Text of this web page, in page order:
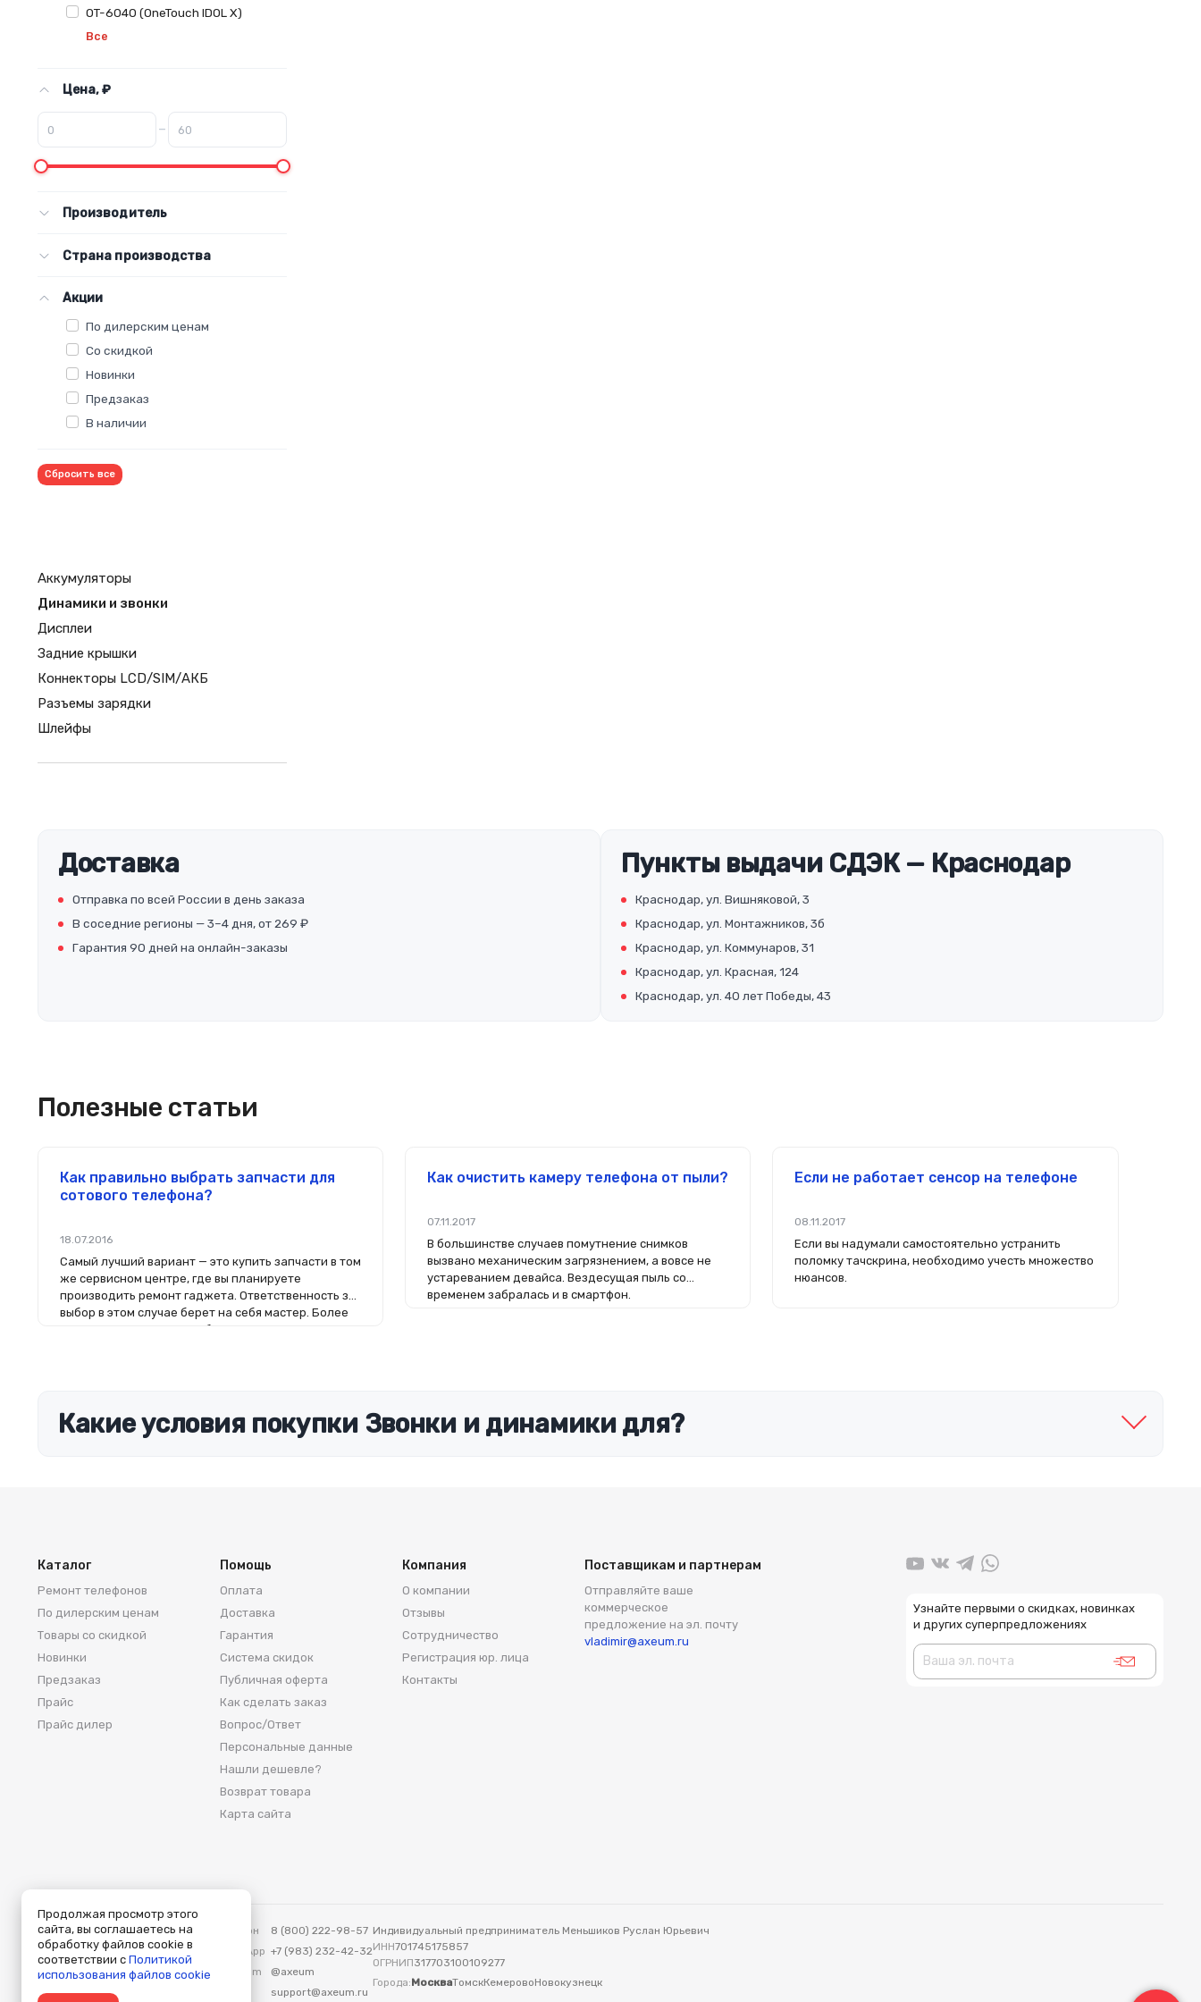
OT-6040 (OneTouch IDOL X)
Все
Цена, ₽
–
Производитель
Страна производства
Акции
По дилерским ценам
Со скидкой
Новинки
Предзаказ
В наличии
Сбросить все
Аккумуляторы
Динамики и звонки
Дисплеи
Задние крышки
Коннекторы LCD/SIM/АКБ
Разъемы зарядки
Шлейфы
Доставка
Отправка по всей России в день заказа
В соседние регионы — 3–4 дня, от 269 ₽
Гарантия 90 дней на онлайн-заказы
Пункты выдачи СДЭК — Краснодар
Краснодар, ул. Вишняковой, 3
Краснодар, ул. Монтажников, 3б
Краснодар, ул. Коммунаров, 31
Краснодар, ул. Красная, 124
Краснодар, ул. 40 лет Победы, 43
Полезные статьи
Как правильно выбрать запчасти для
сотового телефона?
18.07.2016
Самый лучший вариант — это купить запчасти в том
же сервисном центре, где вы планируете
производить ремонт гаджета. Ответственность за
выбор в этом случае берет на себя мастер. Более
того, на комплектующие будет распространяться
сориентироваться в разъемах, элементах
крепления, электрических параметрах и прочих
Как очистить камеру телефона от пыли?
07.11.2017
В большинстве случаев помутнение снимков
вызвано механическим загрязнением, а вовсе не
устареванием девайса. Вездесущая пыль со
временем забралась и в смартфон.
Если не работает сенсор на телефоне
08.11.2017
Если вы надумали самостоятельно устранить
поломку тачскрина, необходимо учесть множество
нюансов.
Какие условия покупки Звонки и динамики для?
Каталог
Ремонт телефонов
По дилерским ценам
Товары со скидкой
Новинки
Предзаказ
Прайс
Прайс дилер
Помощь
Оплата
Доставка
Гарантия
Система скидок
Публичная оферта
Как сделать заказ
Вопрос/Ответ
Персональные данные
Нашли дешевле?
Возврат товара
Карта сайта
Компания
О компании
Отзывы
Сотрудничество
Регистрация юр. лица
Контакты
Поставщикам и партнерам
Отправляйте ваше
коммерческое
предложение на эл. почту
vladimir@axeum.ru
Узнайте первыми о скидках, новинках
и других суперпредложениях
Аксеум — Москва
115419, Москва, ул. Вавилова, д. 3
Телефон
8 (800) 222-98-57
WhatsApp +7 (983) 232-42-32
Telegram
@axeum
support@axeum.ru
Индивидуальный предприниматель Меньшиков Руслан Юрьевич
ИНН701745175857
ОГРНИП317703100109277
Города:МоскваТомскКемеровоНовокузнецк
Продолжая просмотр этого
сайта, вы соглашаетесь на
обработку файлов cookie в
соответствии сПолитикой
использования файлов cookie